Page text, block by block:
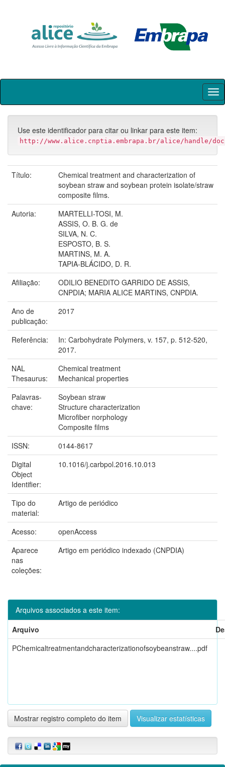
Skip
Use este identificador para citar ou linkar para este item:
http://www.alice.cnptia.embrapa.br/alice/handle/doc/
Título:
Chemical treatment and characterization of
soybean straw and soybean protein isolate/straw
composite films.
Autoria:
MARTELLI-TOSI, M.
ASSIS, O. B. G. de
SILVA, N. C.
ESPOSTO, B. S.
MARTINS, M. A.
TAPIA-BLÁCIDO, D. R.
Afiliação:
ODILIO BENEDITO GARRIDO DE ASSIS,
CNPDIA; MARIA ALICE MARTINS, CNPDIA.
Ano de
publicação:
2017
Referência:
In: Carbohydrate Polymers, v. 157, p. 512-520,
2017.
NAL
Thesaurus:
Chemical treatment
Mechanical properties
Palavras-
chave:
Soybean straw
Structure characterization
Microfiber norphology
Composite films
ISSN:
0144-8617
Digital
Object
Identifier:
10.1016/j.carbpol.2016.10.013
Tipo do
material:
Artigo de periódico
Acesso:
openAccess
Aparece
nas
coleções:
Artigo em periódico indexado (CNPDIA)
Arquivos associados a este item:
Arquivo
PChemicaltreatmentandcharacterizationofsoybeanstraw....pdf
Mostrar registro completo do item Visualizar estatísticas